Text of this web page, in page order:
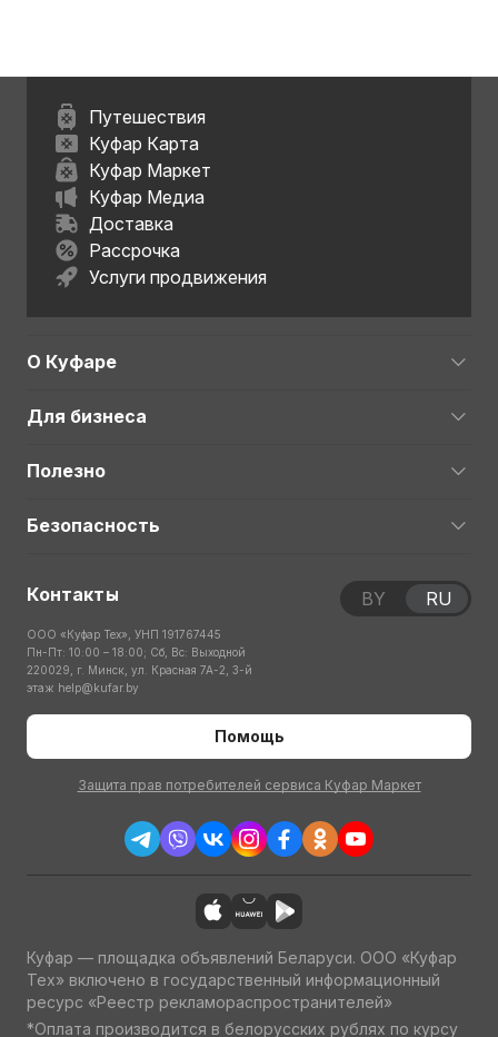
Путешествия
Куфар Карта
Куфар Маркет
Куфар Медиа
Доставка
Рассрочка
Услуги продвижения
О Куфаре
Для бизнеса
Полезно
Безопасность
Контакты
ООО «Куфар Тех», УНП 191767445
Пн-Пт: 10:00 – 18:00; Сб, Вс: Выходной
220029, г. Минск, ул. Красная 7А-2, 3-й
этаж help@kufar.by
Помощь
Защита прав потребителей сервиса Куфар Маркет
BY RU
Куфар — площадка объявлений Беларуси. ООО «Куфар
Тех» включено в государственный информационный
ресурс «Реестр рекламораспространителей»
*Оплата производится в белорусских рублях по курсу